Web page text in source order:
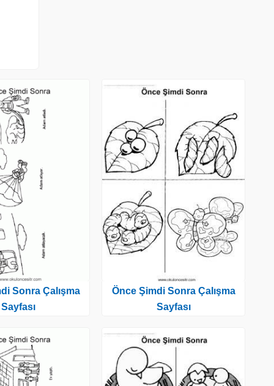
Sonra Çalışma
Sayfası
Önce Şimdi Sonra Çalışma
Sayfası